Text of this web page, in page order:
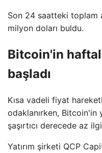
Son 24 saatteki toplam
milyon doları buldu.
Bitcoin'in
başladı
Kısa vadeli fiyat
odaklanırken, Bitcoin'in
şaşırtıcı derecede az
Yatırım şirketi QCP